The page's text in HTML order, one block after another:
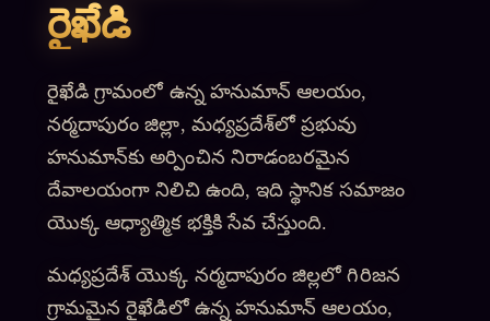
రైఖేడి
రైఖేడి గ్రామంలో ఉన్న హనుమాన్ ఆలయం,
నర్మదాపురం జిల్లా, మధ్యప్రదేశ్‌లో ప్రభువు
హనుమాన్‌కు అర్పించిన నిరాడంబరమైన
దేవాలయంగా నిలిచి ఉంది, ఇది స్థానిక సమాజం
యొక్క ఆధ్యాత్మిక భక్తికి సేవ చేస్తుంది.
మధ్యప్రదేశ్ యొక్క నర్మదాపురం జిల్లలో గిరిజన
గ్రామమైన రైఖేడిలో ఉన్న హనుమాన్ ఆలయం,